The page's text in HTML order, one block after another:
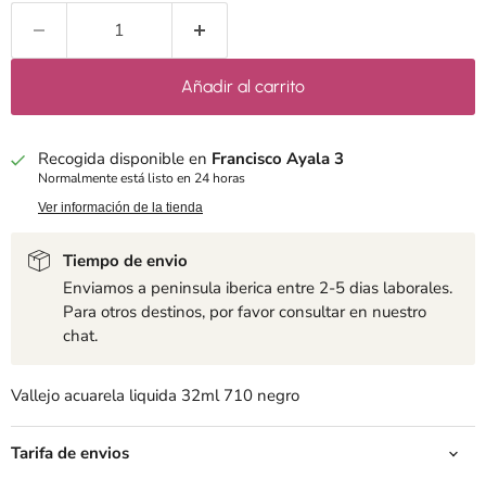
Añadir al carrito
Recogida disponible en Francisco Ayala 3
Normalmente está listo en 24 horas
Ver información de la tienda
Tiempo de envio
Enviamos a peninsula iberica entre 2-5 dias laborales.
Para otros destinos, por favor consultar en nuestro
chat.
Vallejo acuarela liquida 32ml 710 negro
Tarifa de envios